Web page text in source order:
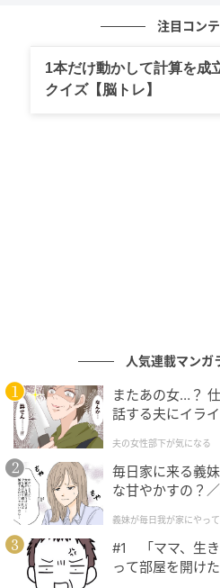
注目コン
1本だけ動かして計算を成
クイズ【脳トレ】
人気連載マンガ
またあの女…？
話する夫にイラ
夫の女性部下が気になる
毎日家に来る義
な甘やかすの？
が】
義妹が毎日我が家にやっ
#1 「ママ、生き
って部屋を開け